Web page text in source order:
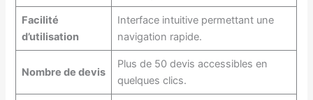
Facilité
d’utilisation
Interface intuitive permettant une
navigation rapide.
Nombre de devis
Plus de 50 devis accessibles en
quelques clics.